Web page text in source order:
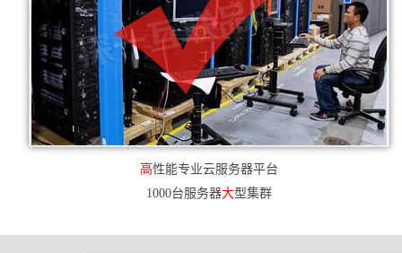
高性能专业云服务器平台
1000台服务器大型集群